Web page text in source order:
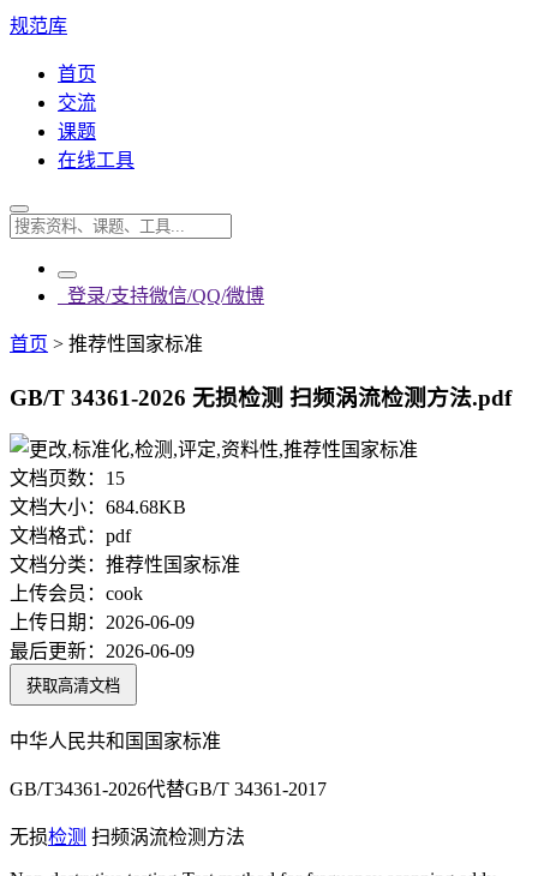
规范库
首页
交流
课题
在线工具
登录/支持微信/QQ/微博
首页 > 推荐性国家标准
GB/T 34361-2026 无损检测 扫频涡流检测方法.pdf
文档页数： 15
文档大小： 684.68KB
文档格式： pdf
文档分类： 推荐性国家标准
上传会员： cook
上传日期： 2026-06-09
最后更新： 2026-06-09
获取高清文档
中华人民共和国国家标准
GB/T34361-2026代替GB/T 34361-2017
无损检测 扫频涡流检测方法